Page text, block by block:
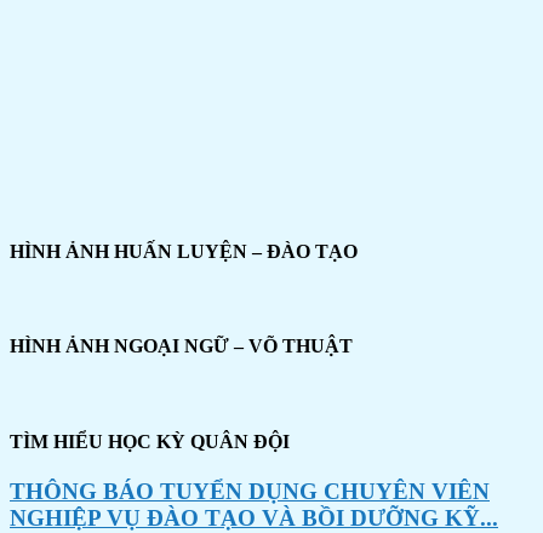
HÌNH ẢNH HUẤN LUYỆN – ĐÀO TẠO
HÌNH ẢNH NGOẠI NGỮ – VÕ THUẬT
TÌM HIỂU HỌC KỲ QUÂN ĐỘI
THÔNG BÁO TUYỂN DỤNG CHUYÊN VIÊN
NGHIỆP VỤ ĐÀO TẠO VÀ BỒI DƯỠNG KỸ...